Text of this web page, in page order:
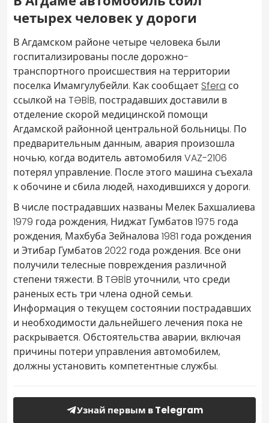
четырех человек у дороги
В Агдамском районе четыре человека были
госпитализированы после дорожно-
транспортного происшествия на территории
поселка Имамгулубейли. Как сообщает Sfera со
ссылкой на TƏBİB, пострадавших доставили в
отделение скорой медицинской помощи
Агдамской районной центральной больницы. По
предварительным данным, авария произошла
ночью, когда водитель автомобиля VAZ-2106
потерял управление. После этого машина съехала
к обочине и сбила людей, находившихся у дороги.
В числе пострадавших названы Мелек Бахшалиева
1979 года рождения, Ниджат Гумбатов 1975 года
рождения, Махбуба Зейналова 1981 года рождения
и Этибар Гумбатов 2022 года рождения. Все они
получили телесные повреждения различной
степени тяжести. В TƏBİB уточнили, что среди
раненых есть три члена одной семьи.
Информация о текущем состоянии пострадавших
и необходимости дальнейшего лечения пока не
раскрывается. Обстоятельства аварии, включая
причины потери управления автомобилем,
должны установить компетентные службы.
Узнай первым в Telegram